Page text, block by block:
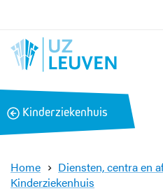
B
k
Kinderziekenhuis
Home
Diensten, centra en
Kinderziekenhuis